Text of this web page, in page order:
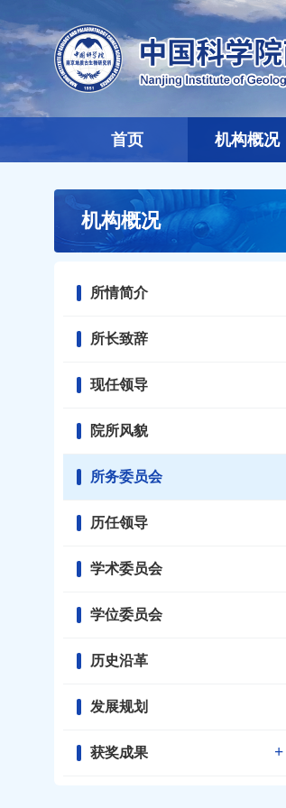
首页 机构概况
机构概况
所情简介
所长致辞
现任领导
院所风貌
所务委员会
历任领导
学术委员会
学位委员会
历史沿革
发展规划
获奖成果